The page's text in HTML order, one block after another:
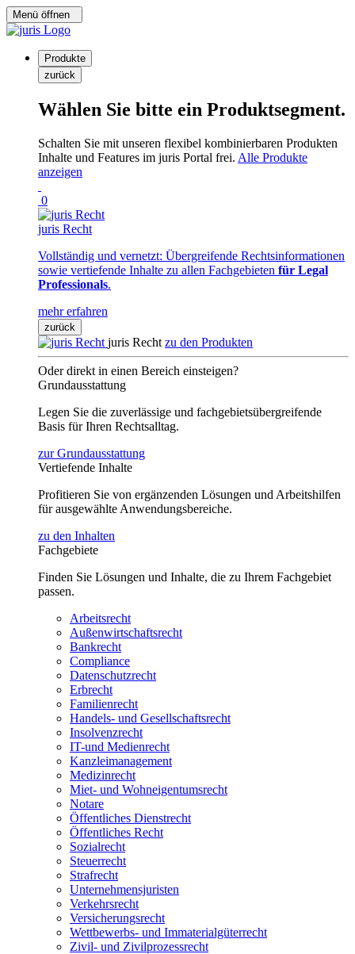
Menü öffnen
Produkte
zurück
Wählen Sie bitte ein Produktsegment.
Schalten Sie mit unseren flexibel kombinierbaren Produkten
Inhalte und Features im juris Portal frei. Alle Produkte
anzeigen
0
juris Recht
Vollständig und vernetzt: Übergreifende Rechtsinformationen
sowie vertiefende Inhalte zu allen Fachgebieten für Legal
Professionals.
mehr erfahren
zurück
juris Recht zu den Produkten
Oder direkt in einen Bereich einsteigen?
Grundausstattung
Legen Sie die zuverlässige und fachgebietsübergreifende
Basis für Ihren Rechtsalltag.
zur Grundausstattung
Vertiefende Inhalte
Profitieren Sie von ergänzenden Lösungen und Arbeitshilfen
für ausgewählte Anwendungsbereiche.
zu den Inhalten
Fachgebiete
Finden Sie Lösungen und Inhalte, die zu Ihrem Fachgebiet
passen.
Arbeitsrecht
Außenwirtschaftsrecht
Bankrecht
Compliance
Datenschutzrecht
Erbrecht
Familienrecht
Handels- und Gesellschaftsrecht
Insolvenzrecht
IT-und Medienrecht
Kanzleimanagement
Medizinrecht
Miet- und Wohneigentumsrecht
Notare
Öffentliches Dienstrecht
Öffentliches Recht
Sozialrecht
Steuerrecht
Strafrecht
Unternehmensjuristen
Verkehrsrecht
Versicherungsrecht
Wettbewerbs- und Immaterialgüterrecht
Zivil- und Zivilprozessrecht